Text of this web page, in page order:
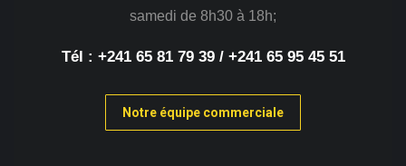
samedi de 8h30 à 18h;
Tél : +241 65 81 79 39 / +241 65 95 45 51
Notre équipe commerciale